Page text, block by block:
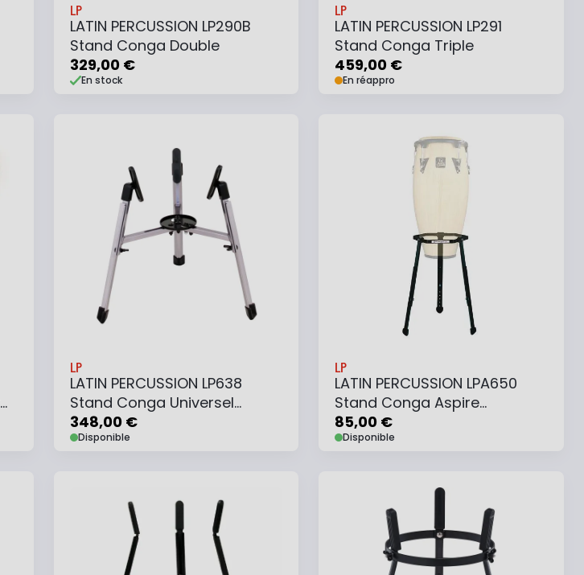
LP
LATIN PERCUSSION LP290B
Stand Conga Double
329,00 €
En stock
Ajouter au panier
Ajouter à ma liste
LP
LATIN PERCUSSION LP291
Stand Conga Triple
459,00 €
En réappro
Ajouter au panierAjouter à ma liste
LP
LATIN PERCUSSION LP638
Stand Conga Universel
Aluminum
348,00 €
Disponible
Ajouter au panier
Ajouter à ma liste
LP
LATIN PERCUSSION LPA650
Stand Conga Aspire
Universel
85,00 €
Disponible
Ajouter au panier
Ajouter à ma liste